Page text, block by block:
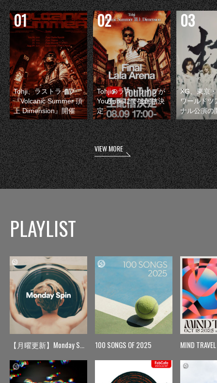
Tohji、ラストライブ
『Volcanic Summer 頂
上 Dimension』開催
Tohjiのラストライブが
YouTubeにて生配信決
定
XG、東京
ワールドツ
ナル公演の
VIEW MORE
PLAYLIST
【月曜更新】Monday Spin 100 SONGS OF 2025 MIND TRAVEL